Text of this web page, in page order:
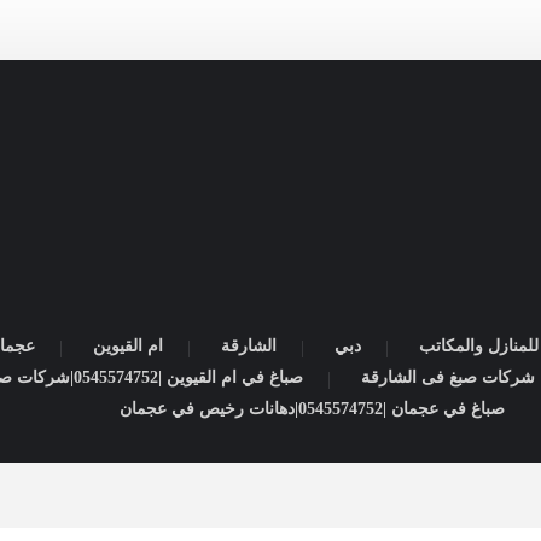
والمكاتب دبي الشارقة ام القيوين
صباغ في ام القيوين |0545574752|شركات صبغ
صباغ في عجمان |0545574752|دهانات رخيص في عجمان